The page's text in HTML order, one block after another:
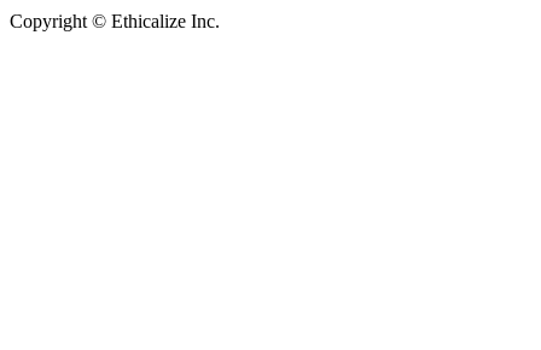
Copyright © Ethicalize Inc.